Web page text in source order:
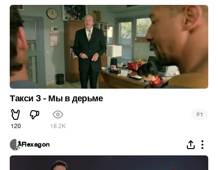
Такси 3 - Мы в дерьме
120 18.2K
#1
Flexagon